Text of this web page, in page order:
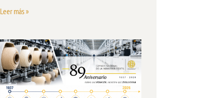
Leer más »